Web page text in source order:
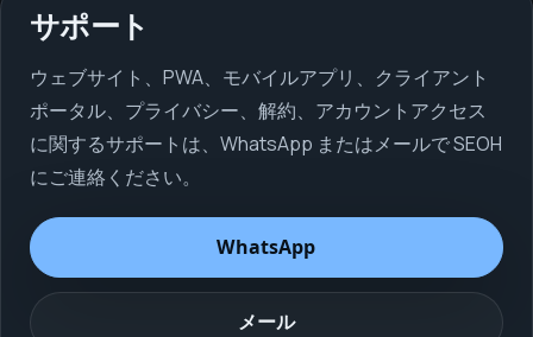
サポート
ウェブサイト、PWA、モバイルアプリ、クライアント
ポータル、プライバシー、解約、アカウントアクセス
に関するサポートは、WhatsApp またはメールで SEOH
にご連絡ください。
WhatsApp
メール